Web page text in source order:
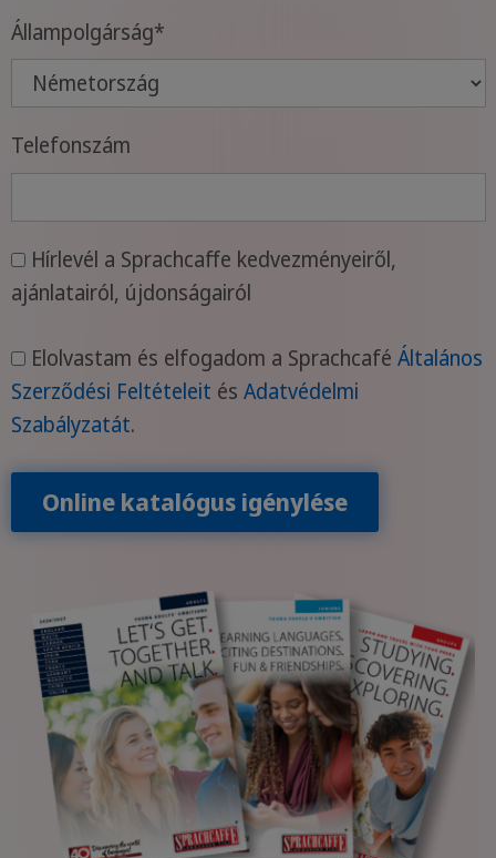
Állampolgárság*
Telefonszám
Hírlevél a Sprachcaffe kedvezményeiről,
ajánlatairól, újdonságairól
Elolvastam és elfogadom a Sprachcafé Általános
Szerződési Feltételeit és Adatvédelmi
Szabályzatát.
Online katalógus igénylése